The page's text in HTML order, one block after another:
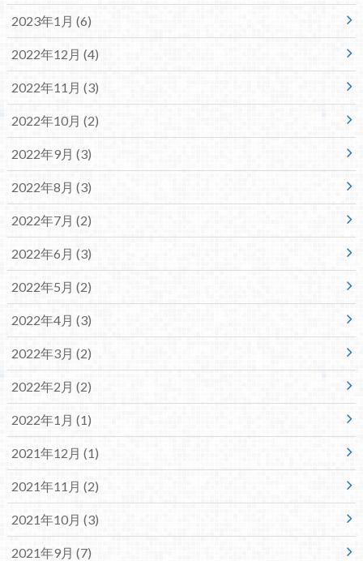
2023年1月 (6)
2022年12月 (4)
2022年11月 (3)
2022年10月 (2)
2022年9月 (3)
2022年8月 (3)
2022年7月 (2)
2022年6月 (3)
2022年5月 (2)
2022年4月 (3)
2022年3月 (2)
2022年2月 (2)
2022年1月 (1)
2021年12月 (1)
2021年11月 (2)
2021年10月 (3)
2021年9月 (7)